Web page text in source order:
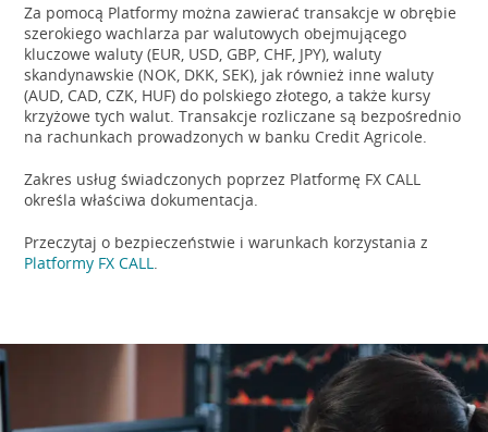
Za pomocą Platformy można zawierać transakcje w obrębie
szerokiego wachlarza par walutowych obejmującego
kluczowe waluty (EUR, USD, GBP, CHF, JPY), waluty
skandynawskie (NOK, DKK, SEK), jak również inne waluty
(AUD, CAD, CZK, HUF) do polskiego złotego, a także kursy
krzyżowe tych walut. Transakcje rozliczane są bezpośrednio
na rachunkach prowadzonych w banku Credit Agricole.
Zakres usług świadczonych poprzez Platformę FX CALL
określa właściwa dokumentacja.
Przeczytaj o bezpieczeństwie i warunkach korzystania z
Platformy FX CALL